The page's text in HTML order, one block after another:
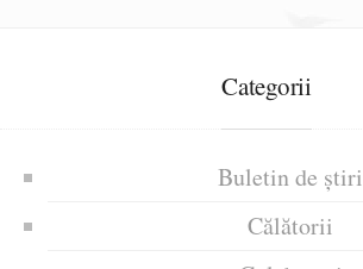
Categorii
Buletin de știri
Călătorii